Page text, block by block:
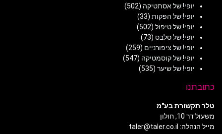
יופי! של אסתטיקה (502)
יופי! של הפקות (33)
יופי! של טיפול (502)
יופי! של סלבס (73)
יופי! של ציפורניים (259)
יופי! של קוסמטיקה (547)
יופי! של שיער (535)
כתובתנו
טלר תקשורת בע"מ
משעול דר 10, חולון
מייל הנהלה: taler@taler.co.il